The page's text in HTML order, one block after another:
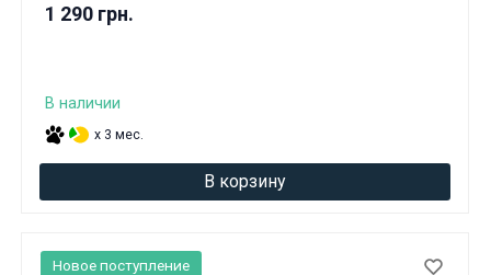
1 290 грн.
В наличии
x 3 мес.
В корзину
Новое поступление